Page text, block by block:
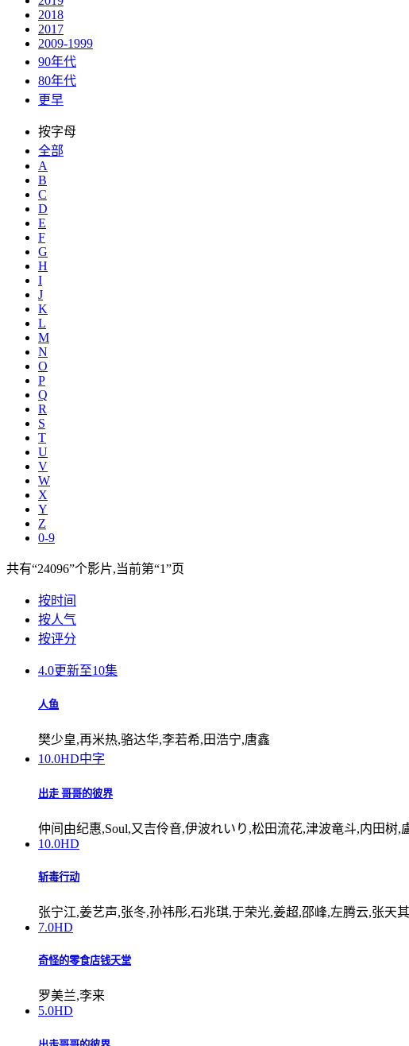
2018
2017
2009-1999
90年代
80年代
更早
按字母
全部
A
B
C
D
E
F
G
H
I
J
K
L
M
N
O
P
Q
R
S
T
U
V
W
X
Y
Z
0-9
共有“24096”个影片,当前第“1”页
按时间
按人气
按评分
4.0更新至10集
人鱼
樊少皇,再米热,骆达华,李若希,田浩宁,唐鑫
10.0HD中字
出走 哥哥的彼界
仲间由纪惠,Soul,又吉伶音,伊波れいり,松田流花,津波竜斗,内田树
10.0HD
斩毒行动
张宁江,姜艺声,张冬,孙祎彤,石兆琪,于荣光,姜超,邵峰,左腾云,张天
7.0HD
奇怪的零食店钱天堂
罗美兰,李来
5.0HD